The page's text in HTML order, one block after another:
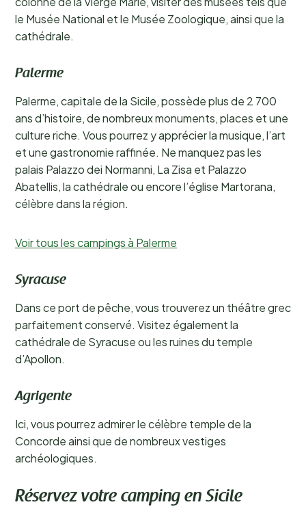
le Musée National et le Musée Zoologique, ainsi que la
cathédrale.
Palerme
Palerme, capitale de la Sicile, possède plus de 2 700
ans d’histoire, de nombreux monuments, places et une
culture riche. Vous pourrez y apprécier la musique, l’art
et une gastronomie raffinée. Ne manquez pas les
palais Palazzo dei Normanni, La Zisa et Palazzo
Abatellis, la cathédrale ou encore l’église Martorana,
célèbre dans la région.
Voir tous les campings à Palerme
Syracuse
Dans ce port de pêche, vous trouverez un théâtre grec
parfaitement conservé. Visitez également la
cathédrale de Syracuse ou les ruines du temple
d’Apollon.
Agrigente
Ici, vous pourrez admirer le célèbre temple de la
Concorde ainsi que de nombreux vestiges
archéologiques.
Réservez votre camping en Sicile